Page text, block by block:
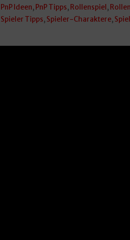
PnP Ideen, PnP Tipps, Rollenspiel ,
Spieler Tipps, Spieler-Charaktere,